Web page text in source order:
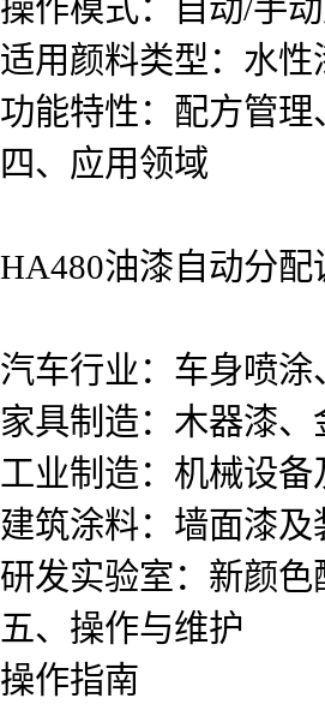
操作模式：自动/手
适用颜料类型：水
功能特性：配方管
四、应用领域
HA480油漆自动分
汽车行业：车身喷
家具制造：木器漆
工业制造：机械设
建筑涂料：墙面漆
研发实验室：新颜
五、操作与维护
操作指南